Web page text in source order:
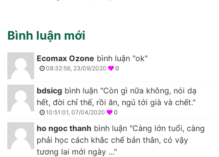
Bình luận mới
Ecomax Ozone bình luận "ok"
08:32:56, 23/09/2020 0
bdsicg bình luận "Còn gì nữa không, nói dạ
hết, đời chỉ thế, rồi ăn, ngủ tới già và chết."
10:51:01, 07/04/2020 0
ho ngoc thanh bình luận "Càng lớn tuổi, càng
phải học cách khắc chế bản thân, có vậy
tương lai mới ngày ..."